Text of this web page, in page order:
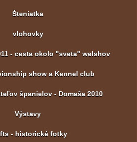
Šteniatka
vlohovky
- cesta okolo "sveta" welshov
show a Kennel club
španielov - Domaša 2010
Výstavy
- historické fotky